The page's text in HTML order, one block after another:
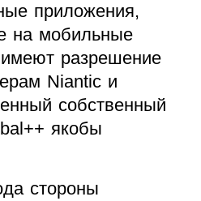
приложения,
на мобильные
разрешение
Niantic и
собственный
якобы
стороны